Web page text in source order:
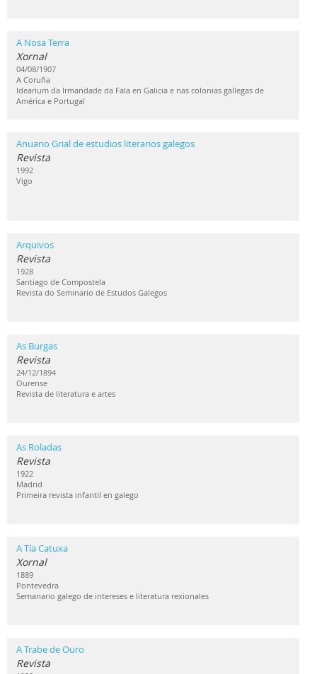
A Nosa Terra
Xornal
04/08/1907
A Coruña
Idearium da Irmandade da Fala en Galicia e nas colonias gallegas de
América e Portugal
Anuario Grial de estudios literarios galegos
Revista
1992
Vigo
Arquivos
Revista
1928
Santiago de Compostela
Revista do Seminario de Estudos Galegos
As Burgas
Revista
24/12/1894
Ourense
Revista de literatura e artes
As Roladas
Revista
1922
Madrid
Primeira revista infantil en galego
A Tía Catuxa
Xornal
1889
Pontevedra
Semanario galego de intereses e literatura rexionales
A Trabe de Ouro
Revista